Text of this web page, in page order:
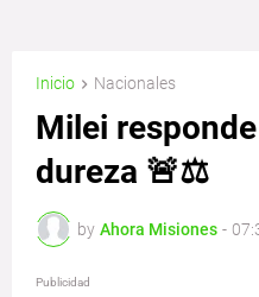
Inicio Nacionales
Milei
dureza 🚨⚖️
by Ahora Misiones -
Publicidad